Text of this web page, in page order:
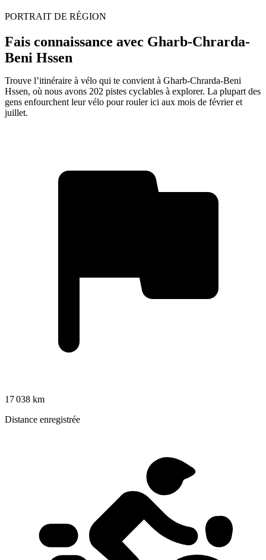
PORTRAIT DE RÉGION
Fais connaissance avec Gharb-Chrarda-
Beni Hssen
Trouve l’itinéraire à vélo qui te convient à Gharb-Chrarda-Beni
Hssen, où nous avons 202 pistes cyclables à explorer. La plupart des
gens enfourchent leur vélo pour rouler ici aux mois de février et
juillet.
17 038 km
Distance enregistrée